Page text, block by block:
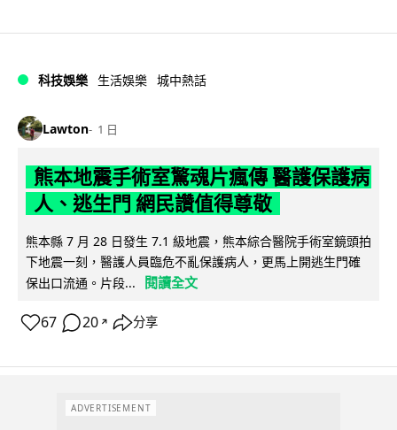
科技娛樂 生活娛樂 城中熱話
Lawton 1 日
熊本地震手術室驚魂片瘋傳 醫護保護病
人、逃生門 網民讚值得尊敬
熊本縣 7 月 28 日發生 7.1 級地震，熊本綜合醫院手術室鏡頭拍
下地震一刻，醫護人員臨危不亂保護病人，更馬上開逃生門確
保出口流通。片段...
閱讀全文
67 20 ↗ 分享
ADVERTISEMENT